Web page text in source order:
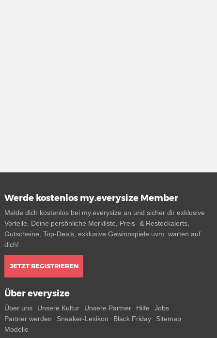
Werde kostenlos my.everysize Member
Melde dich kostenlos bei my.everysize an und sicher dir exklusive
Vorteile. Deine persönliche Merkliste, Preis- & Restockalerts,
Gutscheine, Top-Deals, exklusive Gewinnspiele uvm. warten auf
dich!
JETZT REGISTRIEREN
Über everysize
Über uns Unsere Kultur Unsere Partner Hilfe
Jobs
Partner werden
Sneaker-Lexikon Black Friday
Sitemap
Modelle